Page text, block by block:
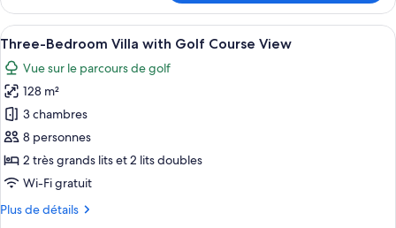
Book
4
nights,
get
2
free
in
Punta
Cana
le
type
de
chambre
Superior
Deluxe
Ocean
View
Book
4
nights,
2
Afficher
toutes
les
photos
pour
ce
type
de
chambre :
Three-
Une chambre d’hôtel moderne,
19
Three-Bedroom Villa with Golf Course View
Vue sur le parcours de golf
128 m²
3 chambres
8 personnes
2 très grands lits et 2 lits doubles
Wi-Fi gratuit
Plus de détails
Plus